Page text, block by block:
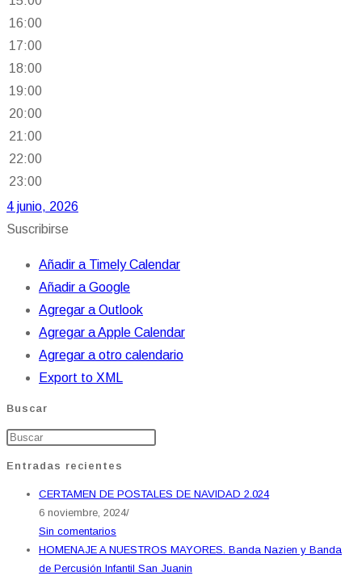
16:00
17:00
18:00
19:00
20:00
21:00
22:00
23:00
4 junio, 2026
Suscribirse
Añadir a Timely Calendar
Añadir a Google
Agregar a Outlook
Agregar a Apple Calendar
Agregar a otro calendario
Export to XML
Buscar
Entradas recientes
CERTAMEN DE POSTALES DE NAVIDAD 2.024
6 noviembre, 2024/
Sin comentarios
HOMENAJE A NUESTROS MAYORES. Banda Nazien y Banda
de Percusión Infantil San Juanin